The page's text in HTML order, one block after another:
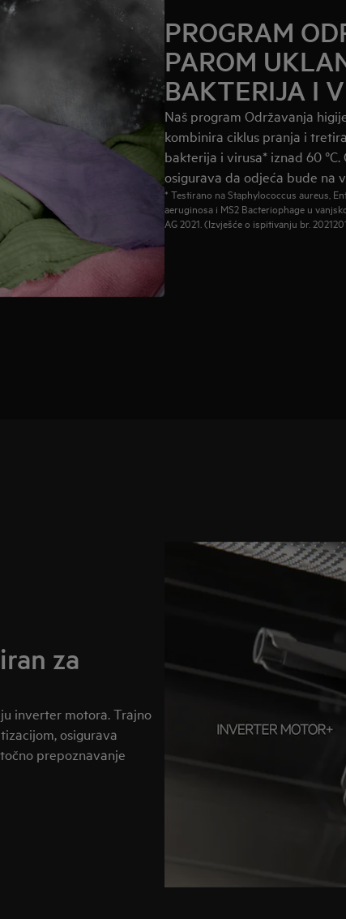
PROGRAM
PAROM
BAKTERIJA I
Naš program Održavanja
kombinira ciklus pranja i
bakterija i virusa* iznad 60
osigurava da odjeća bude na
* Testirano na Staphylococcus aureus,
aeruginosa i MS2 Bacteriophage u
AG 2021. (Izvješće o ispitivanju br.
za
inverter motora. Trajno
osigurava
prepoznavanje